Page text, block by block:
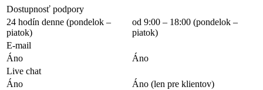
Dostupnosť podpory
24 hodín denne (pondelok –
piatok)
od 9:00 – 18:00 (pondelok –
piatok)
E-mail
Áno
Áno
Live chat
Áno
Áno (len pre klientov)